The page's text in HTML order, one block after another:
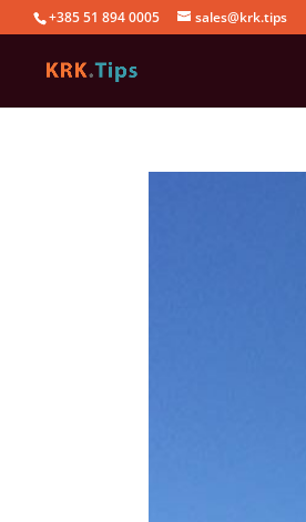
+385 51 894 0005 sales@krk.tips